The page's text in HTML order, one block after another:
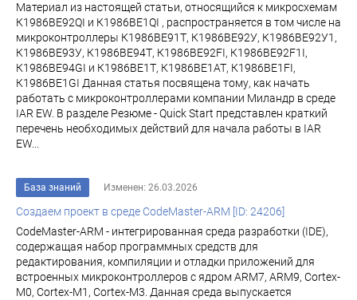
Материал из настоящей статьи, относящийся к микросхемам
К1986ВЕ92QI и К1986ВЕ1QI , распространяется в том числе на
микроконтроллеры К1986ВЕ91Т, К1986ВЕ92У, К1986ВЕ92У1,
К1986ВЕ93У, К1986ВЕ94Т, К1986ВЕ92FI, К1986ВЕ92F1I,
К1986ВЕ94GI и К1986ВЕ1Т, К1986ВЕ1АТ, К1986ВЕ1FI,
К1986ВЕ1GI Данная статья посвящена тому, как начать
работать с микроконтроллерами компании Миландр в среде
IAR EW. В разделе Резюме - Quick Start представлен краткий
перечень необходимых действий для начала работы в IAR
EW...
База знаний Изменен: 26.03.2026
Создаем проект в среде CodeMaster-ARM [ID: 24206]
CodeMaster-ARM - интегрированная среда разработки (IDE),
содержащая набор программных средств для
редактирования, компиляции и отладки приложений для
встроенных микроконтроллеров с ядром ARM7, ARM9, Cortex-
M0, Cortex-M1, Cortex-M3. Данная среда выпускается